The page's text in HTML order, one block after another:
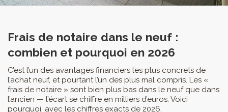
Frais de notaire dans le neuf :
combien et pourquoi en 2026
C’est l’un des avantages financiers les plus concrets de
l’achat neuf, et pourtant l’un des plus mal compris. Les «
frais de notaire » sont bien plus bas dans le neuf que dans
l’ancien — l’écart se chiffre en milliers d’euros. Voici
pourquoi, avec les chiffres exacts de 2026.